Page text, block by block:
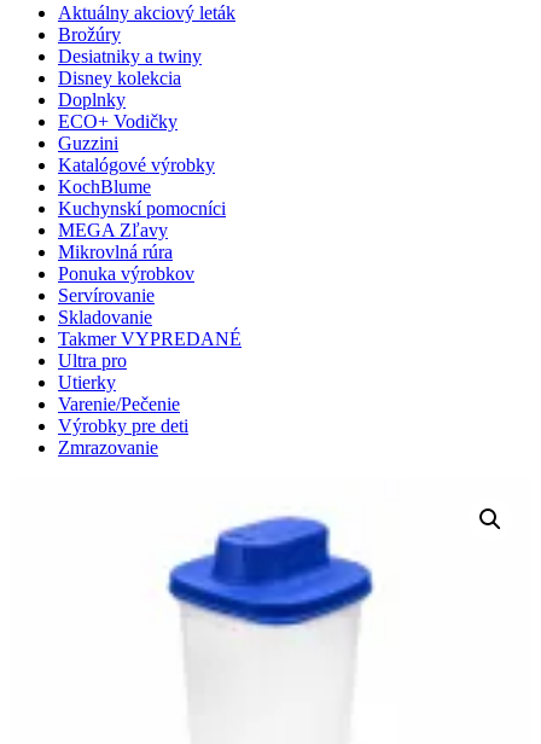
Aktuálny akciový leták
Brožúry
Desiatniky a twiny
Disney kolekcia
Doplnky
ECO+ Vodičky
Guzzini
Katalógové výrobky
KochBlume
Kuchynskí pomocníci
MEGA Zľavy
Mikrovlná rúra
Ponuka výrobkov
Servírovanie
Skladovanie
Takmer VYPREDANÉ
Ultra pro
Utierky
Varenie/Pečenie
Výrobky pre deti
Zmrazovanie